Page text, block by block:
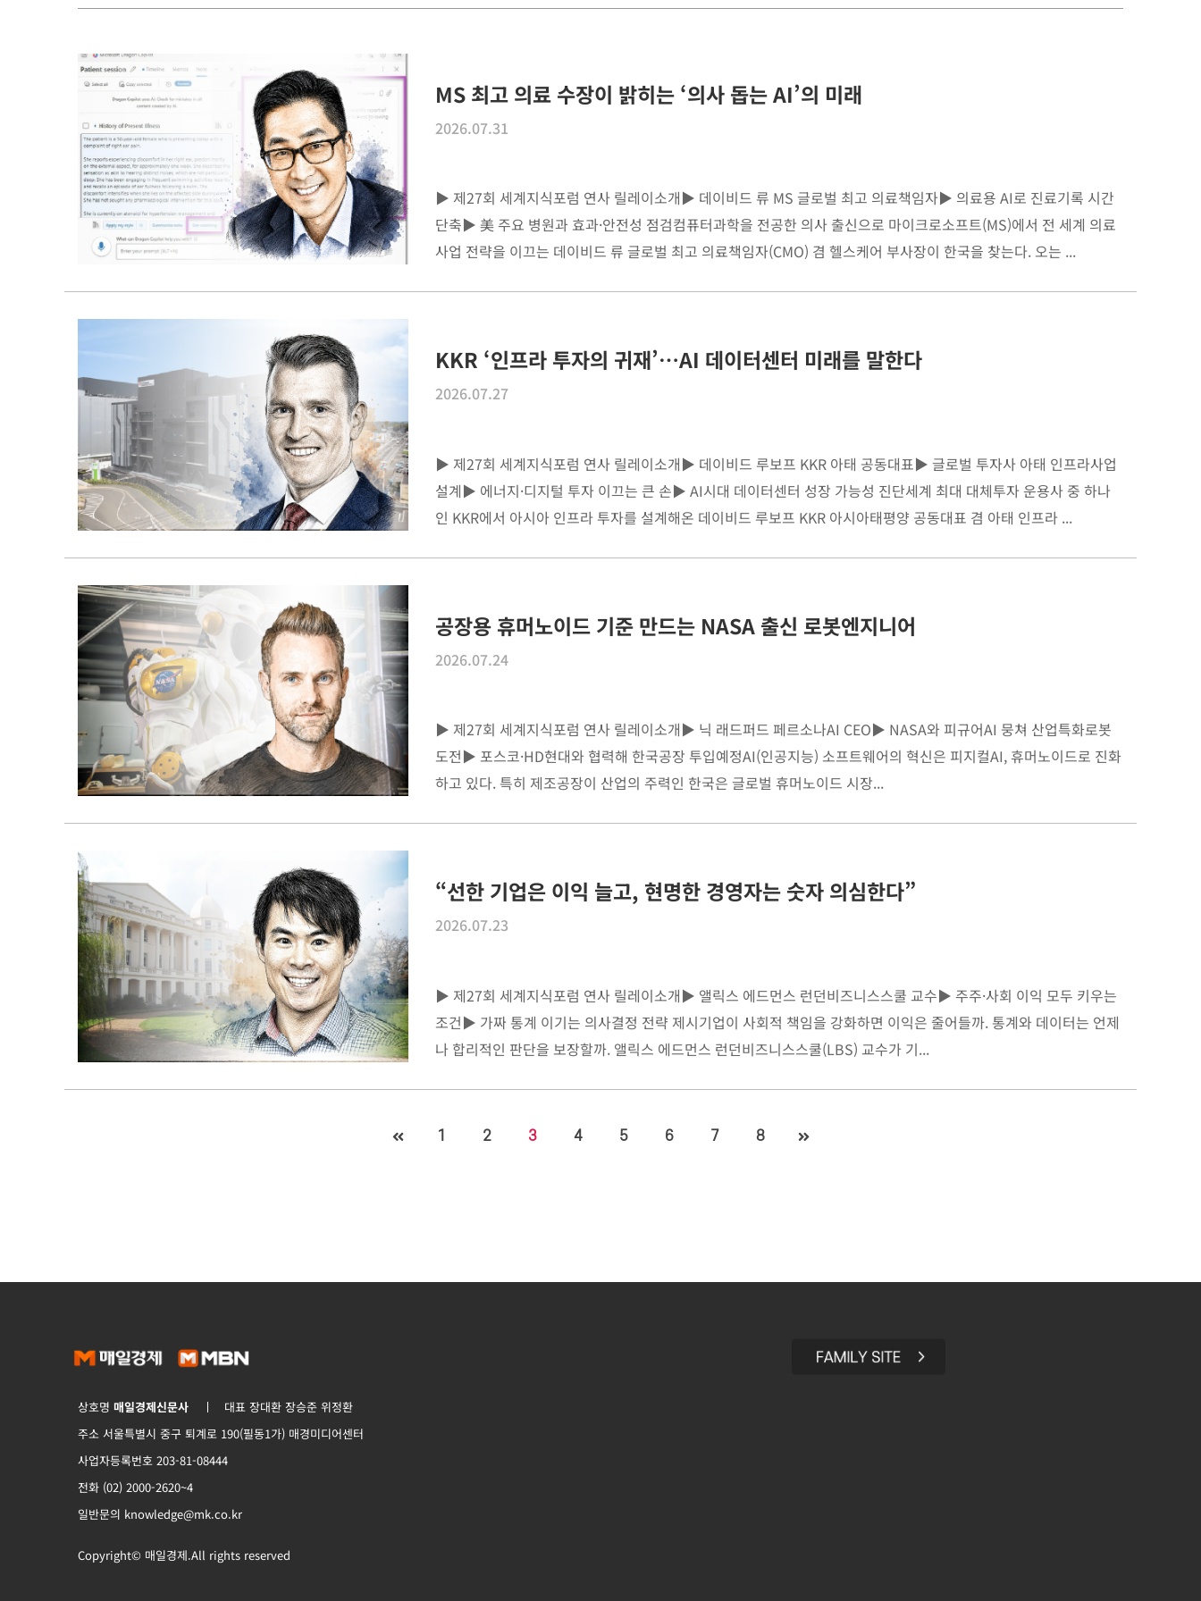
MS 최고 의료 수장이 밝히는 ‘의사 돕는 AI’의 미래
2026.07.31
▶ 제27회 세계지식포럼 연사 릴레이소개▶ ​데이비드 류 MS 글로벌 최고 의료책임자▶ ​의료용 AI로 진료기록 시간
단축▶ ​美 주요 병원과 효과·안전성 점검​컴퓨터과학을 전공한 의사 출신으로 마이크로소프트(MS)에서 전 세계 의료
사업 전략을 이끄는 데이비드 류 글로벌 최고 의료책임자(CMO) 겸 헬스케어 부사장이 한국을 찾는다. 오는 ...
KKR ‘인프라 투자의 귀재’…AI 데이터센터 미래를 말한다
2026.07.27
▶ 제27회 세계지식포럼 연사 릴레이소개▶ ​데이비드 루보프 KKR 아태 공동대표▶ ​글로벌 투자사 아태 인프라사업
설계▶ ​에너지·디지털 투자 이끄는 큰 손▶ ​AI시대 데이터센터 성장 가능성 진단​세계 최대 대체투자 운용사 중 하나
인 KKR에서 아시아 인프라 투자를 설계해온 데이비드 루보프 KKR 아시아태평양 공동대표 겸 아태 인프라 ...
공장용 휴머노이드 기준 만드는 NASA 출신 로봇엔지니어
2026.07.24
▶ 제27회 세계지식포럼 연사 릴레이소개​▶ ​닉 래드퍼드 페르소나AI CEO​▶ ​NASA와 피규어AI 뭉쳐 산업특화로봇
도전​▶ ​포스코·HD현대와 협력해 한국공장 투입예정​AI(인공지능) 소프트웨어의 혁신은 피지컬AI, 휴머노이드로 진화
하고 있다. 특히 제조공장이 산업의 주력인 한국은 글로벌 휴머노이드 시장...
“선한 기업은 이익 늘고, 현명한 경영자는 숫자 의심한다”
2026.07.23
▶ 제27회 세계지식포럼 연사 릴레이소개​▶ ​앨릭스 에드먼스 런던비즈니스스쿨 교수​▶ ​주주·사회 이익 모두 키우는
조건​▶ ​가짜 통계 이기는 의사결정 전략 제시기업이 사회적 책임을 강화하면 이익은 줄어들까. 통계와 데이터는 언제
나 합리적인 판단을 보장할까. 앨릭스 에드먼스 런던비즈니스스쿨(LBS) 교수가 기...
1 2 3 4 5 6 7 8
상호명 매일경제신문사
대표 장대환 장승준 위정환
주소 서울특별시 중구 퇴계로 190(필동1가) 매경미디어센터
사업자등록번호 203-81-08444
전화 (02) 2000-2620~4
일반문의 knowledge@mk.co.kr
Copyright© 매일경제.All rights reserved